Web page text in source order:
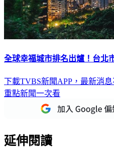
全球幸福城市排名出爐！台
下載TVBS新聞APP，最新消
重點新聞一次看
延伸閱讀